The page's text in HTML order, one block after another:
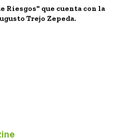
Riesgos" que cuenta con la
Trejo Zepeda.